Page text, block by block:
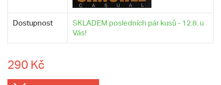
Dostupnost
SKLADEM posledních pár kusů - 12.8. u
Vás!
290 Kč